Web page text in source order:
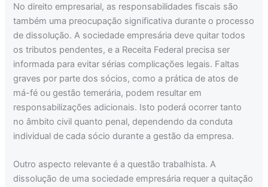
No direito empresarial, as responsabilidades fiscais são
também uma preocupação significativa durante o processo
de dissolução. A sociedade empresária deve quitar todos
os tributos pendentes, e a Receita Federal precisa ser
informada para evitar sérias complicações legais. Faltas
graves por parte dos sócios, como a prática de atos de
má-fé ou gestão temerária, podem resultar em
responsabilizações adicionais. Isto poderá ocorrer tanto
no âmbito civil quanto penal, dependendo da conduta
individual de cada sócio durante a gestão da empresa.
Outro aspecto relevante é a questão trabalhista. A
dissolução de uma sociedade empresária requer a quitação